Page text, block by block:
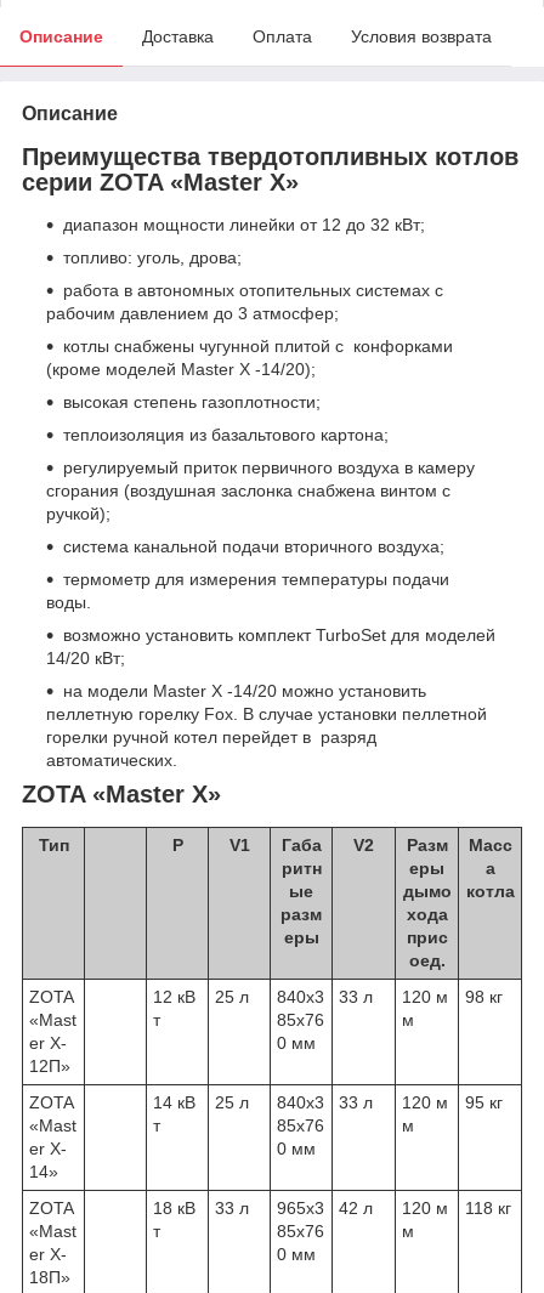
Описание Доставка Оплата Условия возврата
Описание
Преимущества твердотопливных котлов
серии ZOTA «Master X»
диапазон мощности линейки от 12 до 32 кВт;
топливо: уголь, дрова;
работа в автономных отопительных системах с
рабочим давлением до 3 атмосфер;
котлы снабжены чугунной плитой с конфорками
(кроме моделей Master X -14/20);
высокая степень газоплотности;
теплоизоляция из базальтового картона;
регулируемый приток первичного воздуха в камеру
сгорания (воздушная заслонка снабжена винтом с
ручкой);
система канальной подачи вторичного воздуха;
термометр для измерения температуры подачи
воды.
возможно установить комплект TurboSet для моделей
14/20 кВт;
на модели Master X -14/20 можно установить
пеллетную горелку Fox. В случае установки пеллетной
горелки ручной котел перейдет в разряд
автоматических.
ZOTA «Master X»
Тип P V1
Габа
ритн
ые
разм
еры
V2
Разм
еры
дымо
хода
прис
оед.
Масс
а
котла
ZOTA
«Mast
er X-
12П»
12 кВ
т
25 л
840х3
85х76
0 мм
33 л
120 м
м
98 кг
ZOTA
«Mast
er X-
14»
14 кВ
т
25 л
840х3
85х76
0 мм
33 л
120 м
м
95 кг
ZOTA
«Mast
er X-
18П»
18 кВ
т
33 л
965х3
85х76
0 мм
42 л
120 м
м
118 кг